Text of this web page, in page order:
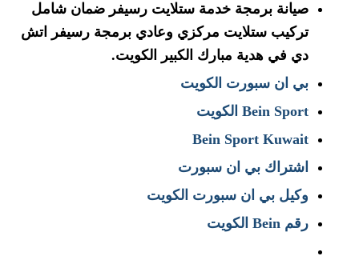
صيانة برمجة خدمة ستلايت رسيفر ضمان شامل
تركيب ستلايت مركزي وعادي برمجة رسيفر اتش
دي في هدية مبارك الكبير الكويت.
بي ان سبورت الكويت
Bein Sport الكويت
Bein Sport Kuwait
اشتراك بي ان سبورت
وكيل بي ان سبورت الكويت
رقم Bein الكويت